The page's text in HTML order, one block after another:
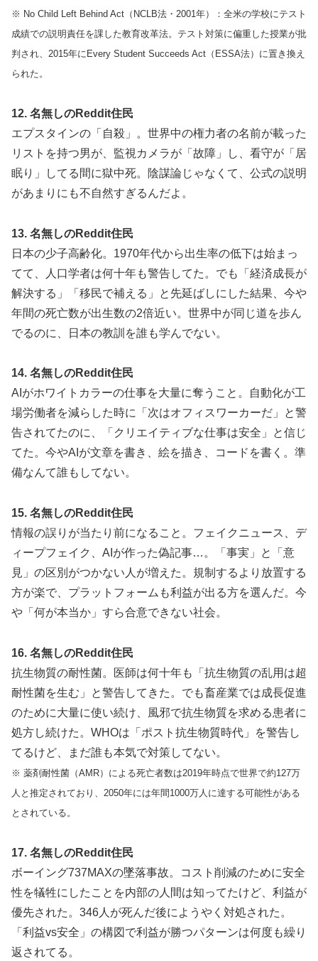
※ No Child Left Behind Act（NCLB法・2001年）：全米の学校にテスト
成績での説明責任を課した教育改革法。テスト対策に偏重した授業が批
判され、2015年にEvery Student Succeeds Act（ESSA法）に置き換え
られた。
12. 名無しのReddit住民
エプスタインの「自殺」。世界中の権力者の名前が載った
リストを持つ男が、監視カメラが「故障」し、看守が「居
眠り」してる間に獄中死。陰謀論じゃなくて、公式の説明
があまりにも不自然すぎるんだよ。
13. 名無しのReddit住民
日本の少子高齢化。1970年代から出生率の低下は始まっ
てて、人口学者は何十年も警告してた。でも「経済成長が
解決する」「移民で補える」と先延ばしにした結果、今や
年間の死亡数が出生数の2倍近い。世界中が同じ道を歩ん
でるのに、日本の教訓を誰も学んでない。
14. 名無しのReddit住民
AIがホワイトカラーの仕事を大量に奪うこと。自動化が工
場労働者を減らした時に「次はオフィスワーカーだ」と警
告されてたのに、「クリエイティブな仕事は安全」と信じ
てた。今やAIが文章を書き、絵を描き、コードを書く。準
備なんて誰もしてない。
15. 名無しのReddit住民
情報の誤りが当たり前になること。フェイクニュース、デ
ィープフェイク、AIが作った偽記事…。「事実」と「意
見」の区別がつかない人が増えた。規制するより放置する
方が楽で、プラットフォームも利益が出る方を選んだ。今
や「何が本当か」すら合意できない社会。
16. 名無しのReddit住民
抗生物質の耐性菌。医師は何十年も「抗生物質の乱用は超
耐性菌を生む」と警告してきた。でも畜産業では成長促進
のために大量に使い続け、風邪で抗生物質を求める患者に
処方し続けた。WHOは「ポスト抗生物質時代」を警告し
てるけど、まだ誰も本気で対策してない。
※ 薬剤耐性菌（AMR）による死亡者数は2019年時点で世界で約127万
人と推定されており、2050年には年間1000万人に達する可能性がある
とされている。
17. 名無しのReddit住民
ボーイング737MAXの墜落事故。コスト削減のために安全
性を犠牲にしたことを内部の人間は知ってたけど、利益が
優先された。346人が死んだ後にようやく対処された。
「利益vs安全」の構図で利益が勝つパターンは何度も繰り
返されてる。